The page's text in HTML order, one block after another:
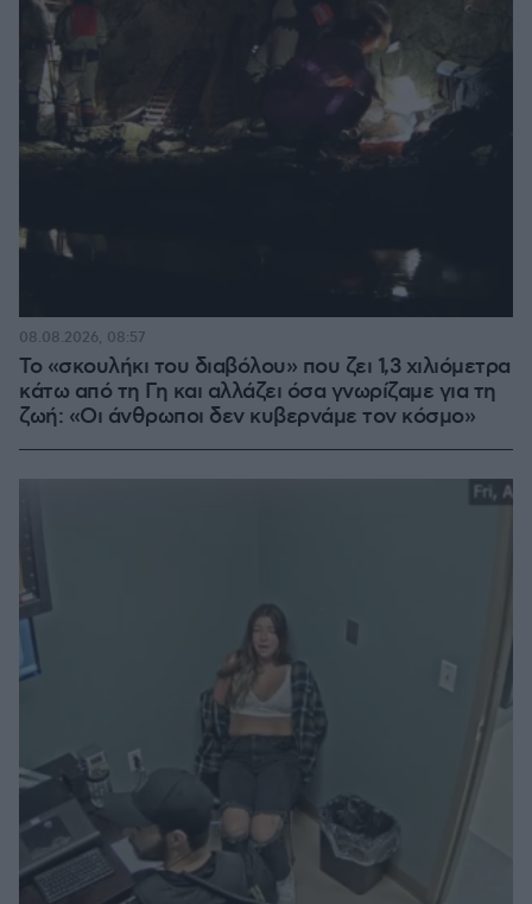
Το «σκουλήκι του διαβόλου» που ζει 1,3 χιλιόμετρα
κάτω από τη Γη και αλλάζει όσα γνωρίζαμε για τη
ζωή: «Οι άνθρωποι δεν κυβερνάμε τον κόσμο»
08.08.2026, 08:57